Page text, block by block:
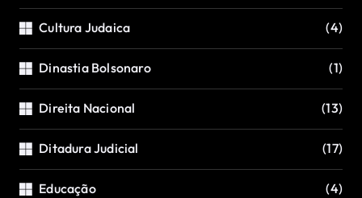
Cultura Judaica (4)
Dinastia Bolsonaro (1)
Direita Nacional (13)
Ditadura Judicial (17)
Educação (4)